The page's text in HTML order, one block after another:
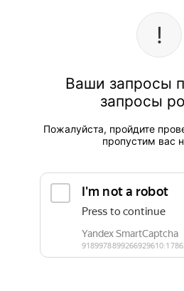
Ваши запросы
запросы
Пожалуйста, пройдите
пропустим вас